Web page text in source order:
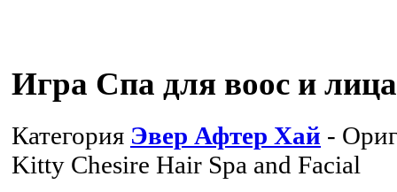
Игра Спа для воос и
Категория Эвер Афтер Хай -
Kitty Chesire Hair Spa and Facial